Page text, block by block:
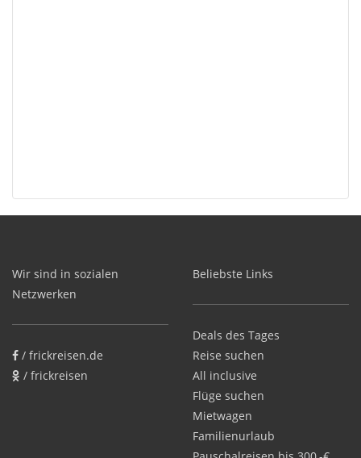
Wir sind in sozialen
Netzwerken
/ frickreisen.de
/ frickreisen
Beliebste Links
Deals des Tages
Reise suchen
All inclusive
Flüge suchen
Mietwagen
Familienurlaub